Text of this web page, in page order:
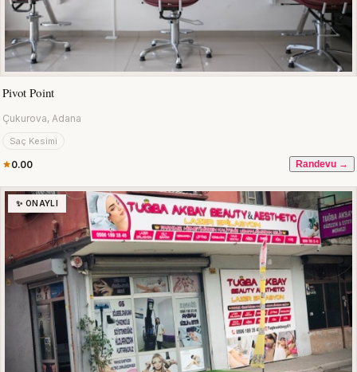
Pivot Point
Çukurova, Adana
Saç Kesimi
0.00 Randevu →
✨ ONAYLI